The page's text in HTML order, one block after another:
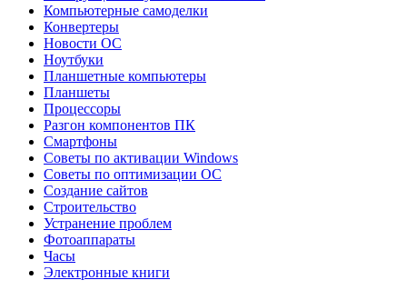
Компьютерные самоделки
Конвертеры
Новости ОС
Ноутбуки
Планшетные компьютеры
Планшеты
Процессоры
Разгон компонентов ПК
Смартфоны
Советы по активации Windows
Советы по оптимизации ОС
Создание сайтов
Строительство
Устранение проблем
Фотоаппараты
Часы
Электронные книги